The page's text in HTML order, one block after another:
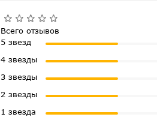
Всего отзывов
5 звезд
4 звезды
3 звезды
2 звезды
1 звезда